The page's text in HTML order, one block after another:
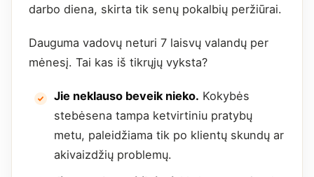
darbo diena, skirta tik senų pokalbių peržiūrai.
Dauguma vadovų neturi 7 laisvų valandų per
mėnesį. Tai kas iš tikrųjų vyksta?
Jie neklauso beveik nieko. Kokybės
stebėsena tampa ketvirtiniu pratybų
metu, paleidžiama tik po klientų skundų ar
akivaizdžių problemų.